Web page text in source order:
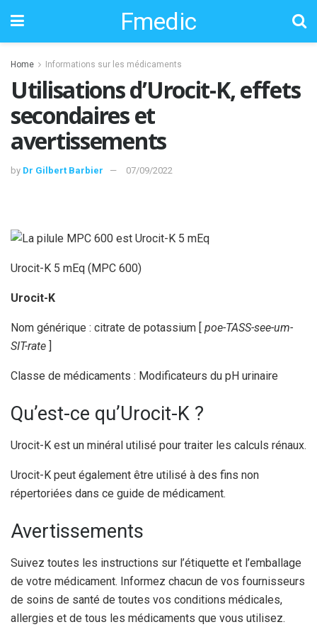
Fmedic
Home Informations sur les médicaments
Utilisations d’Urocit-K, effets
secondaires et
avertissements
by Dr Gilbert Barbier 07/09/2022
Urocit-K 5 mEq (MPC 600)
Urocit-K
Nom générique : citrate de potassium [ poe-TASS-see-um-
SIT-rate ]
Classe de médicaments : Modificateurs du pH urinaire
Qu’est-ce qu’Urocit-K ?
Urocit-K est un minéral utilisé pour traiter les calculs rénaux.
Urocit-K peut également être utilisé à des fins non
répertoriées dans ce guide de médicament.
Avertissements
Suivez toutes les instructions sur l’étiquette et l’emballage
de votre médicament. Informez chacun de vos fournisseurs
de soins de santé de toutes vos conditions médicales,
allergies et de tous les médicaments que vous utilisez.